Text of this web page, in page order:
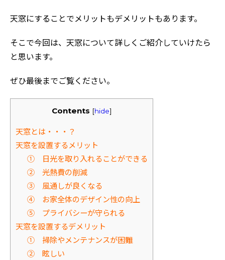
天窓にすることでメリットもデメリットもあります。
そこで今回は、天窓について詳しくご紹介していけたら
と思います。
ぜひ最後までご覧ください。
Contents [hide]
天窓とは・・・？
天窓を設置するメリット
① 日光を取り入れることができる
② 光熱費の削減
③ 風通しが良くなる
④ お家全体のデザイン性の向上
⑤ プライバシーが守られる
天窓を設置するデメリット
① 掃除やメンテナンスが困難
② 眩しい